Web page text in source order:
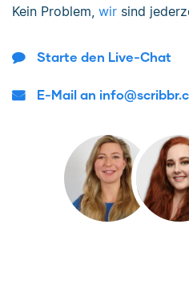
Kein Problem, wir sind
Starte den Live-Chat
E-Mail an